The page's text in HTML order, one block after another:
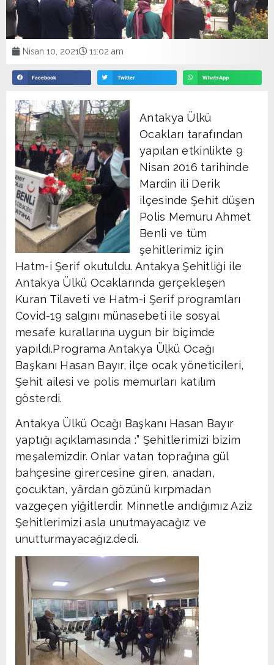
Nisan 10, 2021 11:02 am
Facebook Twitter WhatsApp
Antakya Ülkü
Ocakları tarafından
yapılan etkinlikte 9
Nisan 2016 tarihinde
Mardin ili Derik
ilçesinde Şehit düşen
Polis Memuru Ahmet
Benli ve tüm
şehitlerimiz için
Hatm-i Şerif okutuldu. Antakya Şehitliği ile
Antakya Ülkü Ocaklarında gerçekleşen
Kuran Tilaveti ve Hatm-i Şerif programları
Covid-19 salgını münasebeti ile sosyal
mesafe kurallarına uygun bir biçimde
yapıldı.Programa Antakya Ülkü Ocağı
Başkanı Hasan Bayır, ilçe ocak yöneticileri,
Şehit ailesi ve polis memurları katılım
gösterdi.
Antakya Ülkü Ocağı Başkanı Hasan Bayır
yaptığı açıklamasında :” Şehitlerimizi bizim
meşalemizdir. Onlar vatan toprağına gül
bahçesine girercesine giren, anadan,
çocuktan, yârdan gözünü kırpmadan
vazgeçen yiğitlerdir. Minnetle andığımız Aziz
Şehitlerimizi asla unutmayacağız ve
unutturmayacağız.dedi.